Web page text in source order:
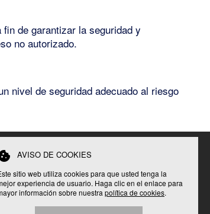
AVISO DE COOKIES
sitio web utiliza cookies para que usted tenga la
experiencia de usuario. Haga clic en el enlace para
información sobre nuestra política de cookies.
de garantizar la seguridad y
no autorizado.
nivel de seguridad adecuado al riesgo
Business Contact